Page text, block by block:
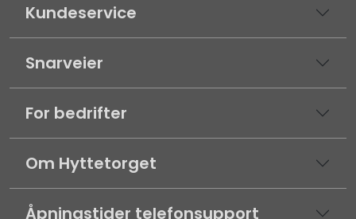
Kundeservice
Snarveier
For bedrifter
Om Hyttetorget
Åpningstider telefonsupport